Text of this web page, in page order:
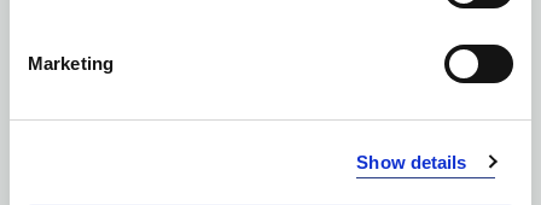
Marketing
Show details